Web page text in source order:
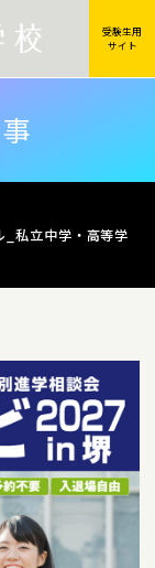
受験生用
サイト
私立中学・高等学